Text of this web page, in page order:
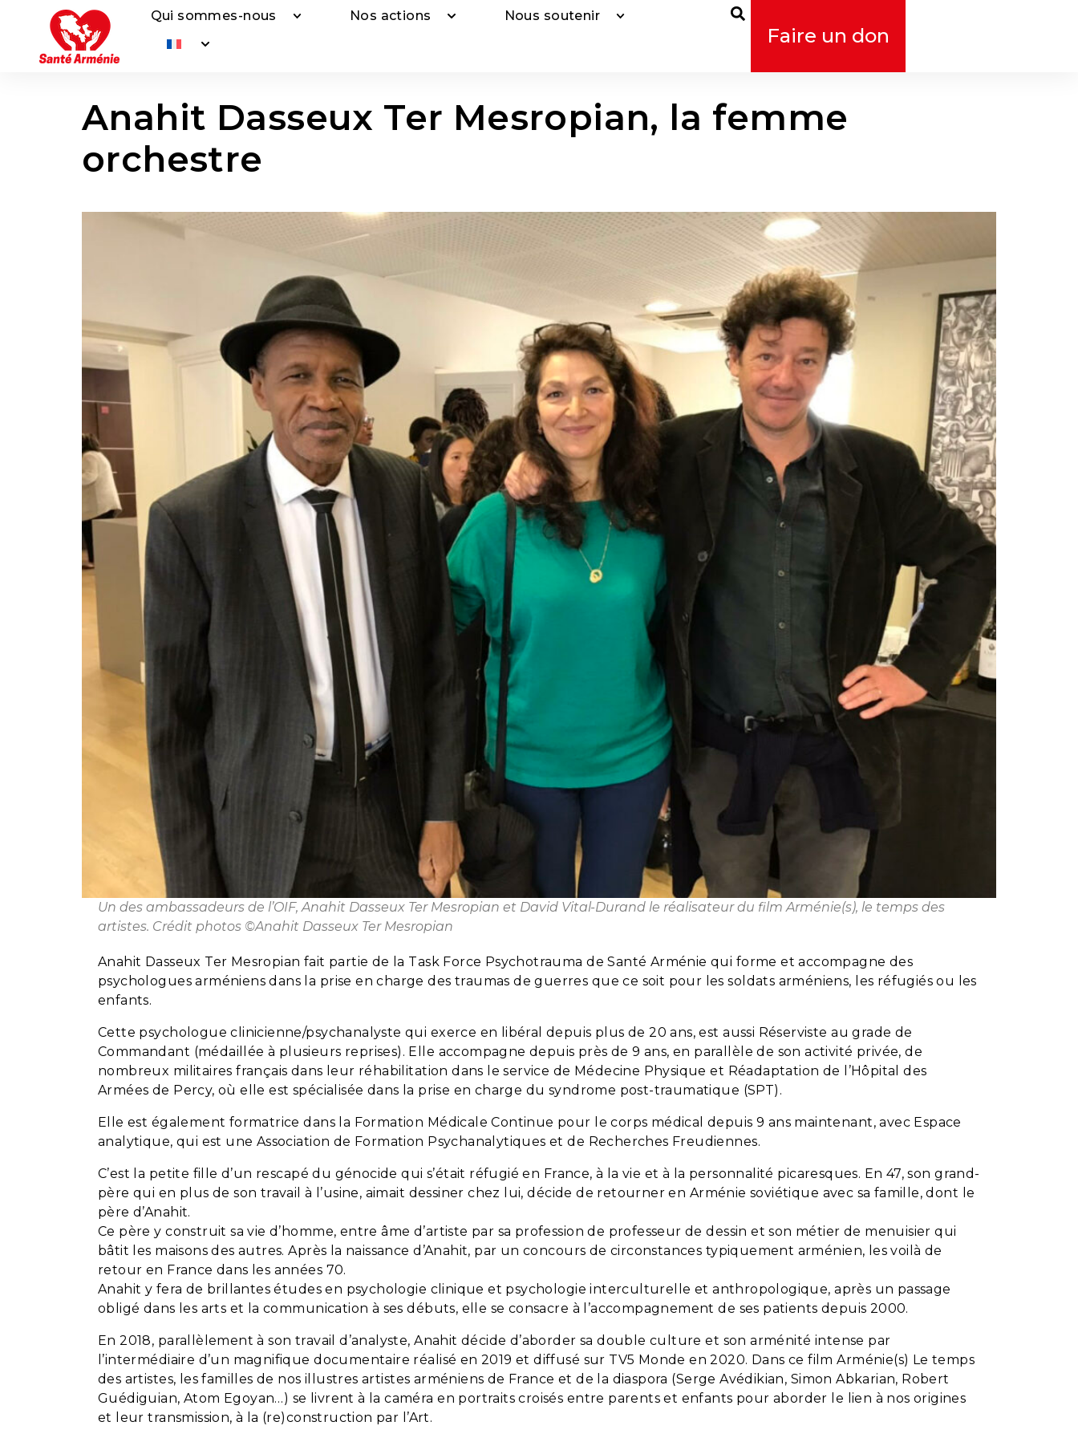
Qui sommes-nous Nos actions Nous soutenir
Faire un don
Anahit Dasseux Ter Mesropian, la femme
orchestre
Un des ambassadeurs de l’OIF, Anahit Dasseux Ter Mesropian et David Vital-Durand le réalisateur du film Arménie(s), le temps des
artistes. Crédit photos ©Anahit Dasseux Ter Mesropian
Anahit Dasseux Ter Mesropian fait partie de la Task Force Psychotrauma de Santé Arménie qui forme et accompagne des
psychologues arméniens dans la prise en charge des traumas de guerres que ce soit pour les soldats arméniens, les réfugiés ou les
enfants.
Cette psychologue clinicienne/psychanalyste qui exerce en libéral depuis plus de 20 ans, est aussi Réserviste au grade de
Commandant (médaillée à plusieurs reprises). Elle accompagne depuis près de 9 ans, en parallèle de son activité privée, de
nombreux militaires français dans leur réhabilitation dans le service de Médecine Physique et Réadaptation de l’Hôpital des
Armées de Percy, où elle est spécialisée dans la prise en charge du syndrome post-traumatique (SPT).
Elle est également formatrice dans la Formation Médicale Continue pour le corps médical depuis 9 ans maintenant, avec Espace
analytique, qui est une Association de Formation Psychanalytiques et de Recherches Freudiennes.
C’est la petite fille d’un rescapé du génocide qui s’était réfugié en France, à la vie et à la personnalité picaresques. En 47, son grand-
père qui en plus de son travail à l’usine, aimait dessiner chez lui, décide de retourner en Arménie soviétique avec sa famille, dont le
père d’Anahit.
Ce père y construit sa vie d’homme, entre âme d’artiste par sa profession de professeur de dessin et son métier de menuisier qui
bâtit les maisons des autres. Après la naissance d’Anahit, par un concours de circonstances typiquement arménien, les voilà de
retour en France dans les années 70.
Anahit y fera de brillantes études en psychologie clinique et psychologie interculturelle et anthropologique, après un passage
obligé dans les arts et la communication à ses débuts, elle se consacre à l’accompagnement de ses patients depuis 2000.
En 2018, parallèlement à son travail d’analyste, Anahit décide d’aborder sa double culture et son arménité intense par
l’intermédiaire d’un magnifique documentaire réalisé en 2019 et diffusé sur TV5 Monde en 2020. Dans ce film Arménie(s) Le temps
des artistes, les familles de nos illustres artistes arméniens de France et de la diaspora (Serge Avédikian, Simon Abkarian, Robert
Guédiguian, Atom Egoyan…) se livrent à la caméra en portraits croisés entre parents et enfants pour aborder le lien à nos origines
et leur transmission, à la (re)construction par l’Art.